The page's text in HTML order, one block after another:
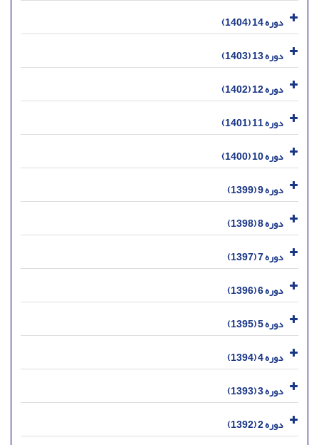
دوره 14 (1404)
دوره 13 (1403)
دوره 12 (1402)
دوره 11 (1401)
دوره 10 (1400)
دوره 9 (1399)
دوره 8 (1398)
دوره 7 (1397)
دوره 6 (1396)
دوره 5 (1395)
دوره 4 (1394)
دوره 3 (1393)
دوره 2 (1392)